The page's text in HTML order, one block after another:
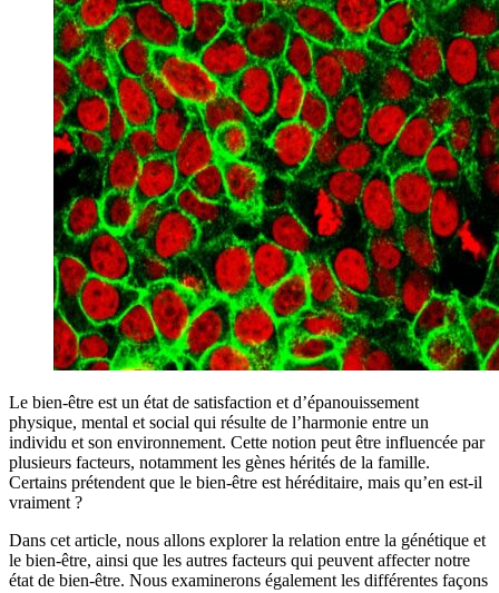
Le bien-être est un état de satisfaction et d’épanouissement
physique, mental et social qui résulte de l’harmonie entre un
individu et son environnement. Cette notion peut être influencée par
plusieurs facteurs, notamment les gènes hérités de la famille.
Certains prétendent que le bien-être est héréditaire, mais qu’en est-il
vraiment ?
Dans cet article, nous allons explorer la relation entre la génétique et
le bien-être, ainsi que les autres facteurs qui peuvent affecter notre
état de bien-être. Nous examinerons également les différentes façons